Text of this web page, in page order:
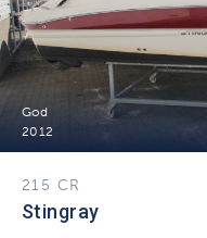
God
2012
215 CR
Stingray